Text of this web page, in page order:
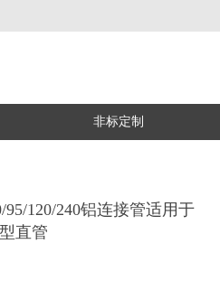
非标定制
95/120/240铝连接管适用于
直管